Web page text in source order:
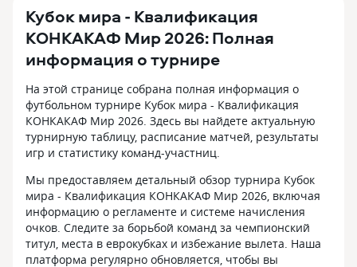
Кубок мира - Квалификация
КОНКАКАФ Мир 2026: Полная
информация о турнире
На этой странице собрана полная информация о
футбольном турнире Кубок мира - Квалификация
КОНКАКАФ Мир 2026. Здесь вы найдете актуальную
турнирную таблицу, расписание матчей, результаты
игр и статистику команд-участниц.
Мы предоставляем детальный обзор турнира Кубок
мира - Квалификация КОНКАКАФ Мир 2026, включая
информацию о регламенте и системе начисления
очков. Следите за борьбой команд за чемпионский
титул, места в еврокубках и избежание вылета. Наша
платформа регулярно обновляется, чтобы вы